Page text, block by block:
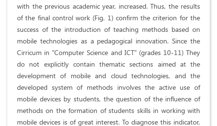
with the previous academic year, increased. Thus, the results
of the final control work (Fig. 1) confirm the criterion for the
success of the introduction of teaching methods based on
mobile technologies as a pedagogical innovation. Since the
Cirricum in "Computer Science and ICT" (grades 10-11) They
do not explicitly contain thematic sections aimed at the
development of mobile and cloud technologies, and the
developed system of methods involves the active use of
mobile devices by students, the question of the influence of
methods on the formation of students skills in working with
mobile devices is of great interest. To diagnose this indicator,